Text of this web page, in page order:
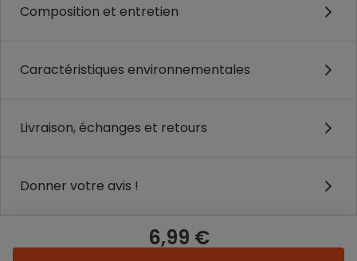
Composition et entretien
Caractéristiques environnementales
Livraison, échanges et retours
Donner votre avis !
6,99 €